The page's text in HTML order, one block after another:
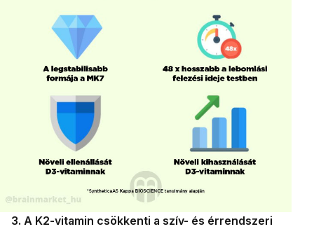
3. A K2-vitamin csökkenti a szív- és érrendszeri